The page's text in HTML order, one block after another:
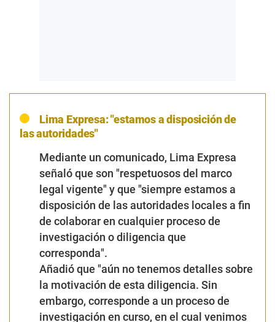
Lima Expresa: "estamos a disposición de
las autoridades"
Mediante un comunicado, Lima Expresa
señaló que son "respetuosos del marco
legal vigente" y que "siempre estamos a
disposición de las autoridades locales a fin
de colaborar en cualquier proceso de
investigación o diligencia que
corresponda".
Añadió que "aún no tenemos detalles sobre
la motivación de esta diligencia. Sin
embargo, corresponde a un proceso de
investigación en curso, en el cual venimos